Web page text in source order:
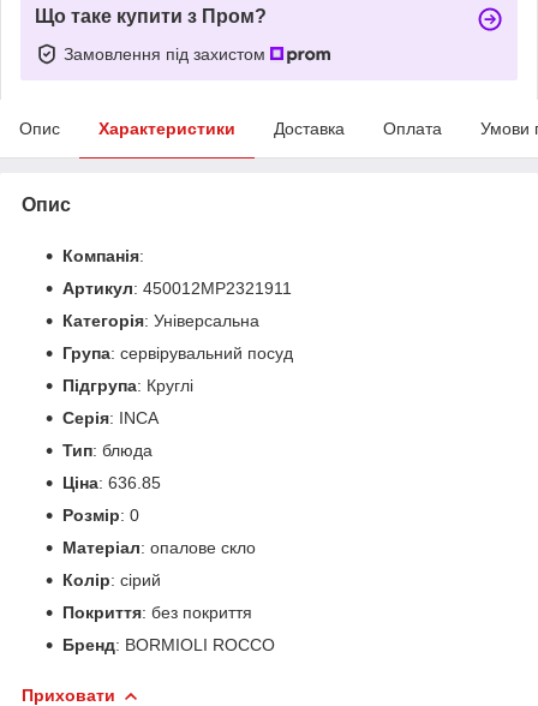
Що таке купити з Пром?
Замовлення під захистом
Опис Характеристики Доставка Оплата Умови
Опис
Компанія:
Артикул: 450012MP2321911
Категорія: Універсальна
Група: сервірувальний посуд
Підгрупа: Круглі
Серія: INCA
Тип: блюда
Ціна: 636.85
Розмір: 0
Матеріал: опалове скло
Колір: сірий
Покриття: без покриття
Бренд: BORMIOLI ROCCO
Приховати